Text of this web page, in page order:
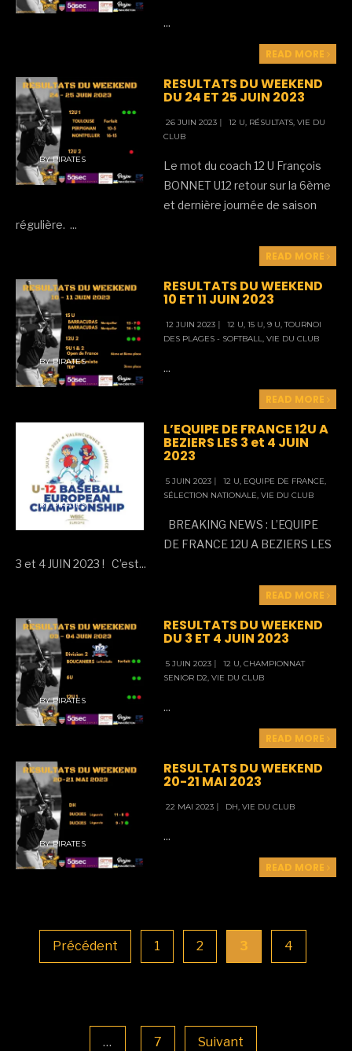
...
READ MORE
BYPIRATES
RESULTATS DU WEEKEND
DU 24 ET 25 JUIN 2023
26 JUIN 2023 12 U, RÉSULTATS,VIE DU
CLUB
Le mot du coach 12 U François
BONNET U12 retour sur la 6ème
et dernière journée de saison
régulière. ...
READ MORE
BYPIRATES
RESULTATS DU WEEKEND
10 ET 11 JUIN 2023
12 JUIN 2023 12 U,15 U,9 U,TOURNOI
DES PLAGES - SOFTBALL,VIE DU CLUB
...
READ MORE
BYPIRATES
L’EQUIPE DE FRANCE 12U A
BEZIERS LES 3 et 4 JUIN
2023
5 JUIN 2023 12 U, EQUIPE DE FRANCE,
SÉLECTION NATIONALE,VIE DU CLUB
BREAKING NEWS : L’EQUIPE
DE FRANCE 12U A BEZIERS LES
3 et 4 JUIN 2023 ! C’est...
READ MORE
BYPIRATES
RESULTATS DU WEEKEND
DU 3 ET 4 JUIN 2023
5 JUIN 2023 12 U,CHAMPIONNAT
SENIOR D2,VIE DU CLUB
...
READ MORE
BYPIRATES
RESULTATS DU WEEKEND
20-21 MAI 2023
22 MAI 2023 DH,VIE DU CLUB
...
READ MORE
des
publications
Précédent 1 2 3 4
… 7 Suivant